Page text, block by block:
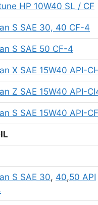
HP 10W40 SL / CF
S SAE 30, 40 CF-4
S SAE 50 CF-4
X SAE 15W40 API-
Z SAE 15W40 API-
S SAE 15W40 API-
S SAE 30, 40,50 API